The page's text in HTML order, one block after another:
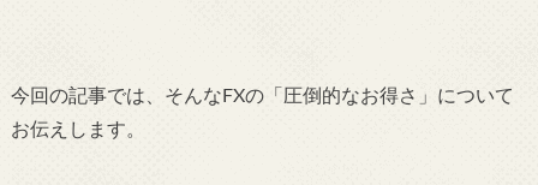
今回の記事では、そんなFXの「圧倒的なお得さ」について
お伝えします。